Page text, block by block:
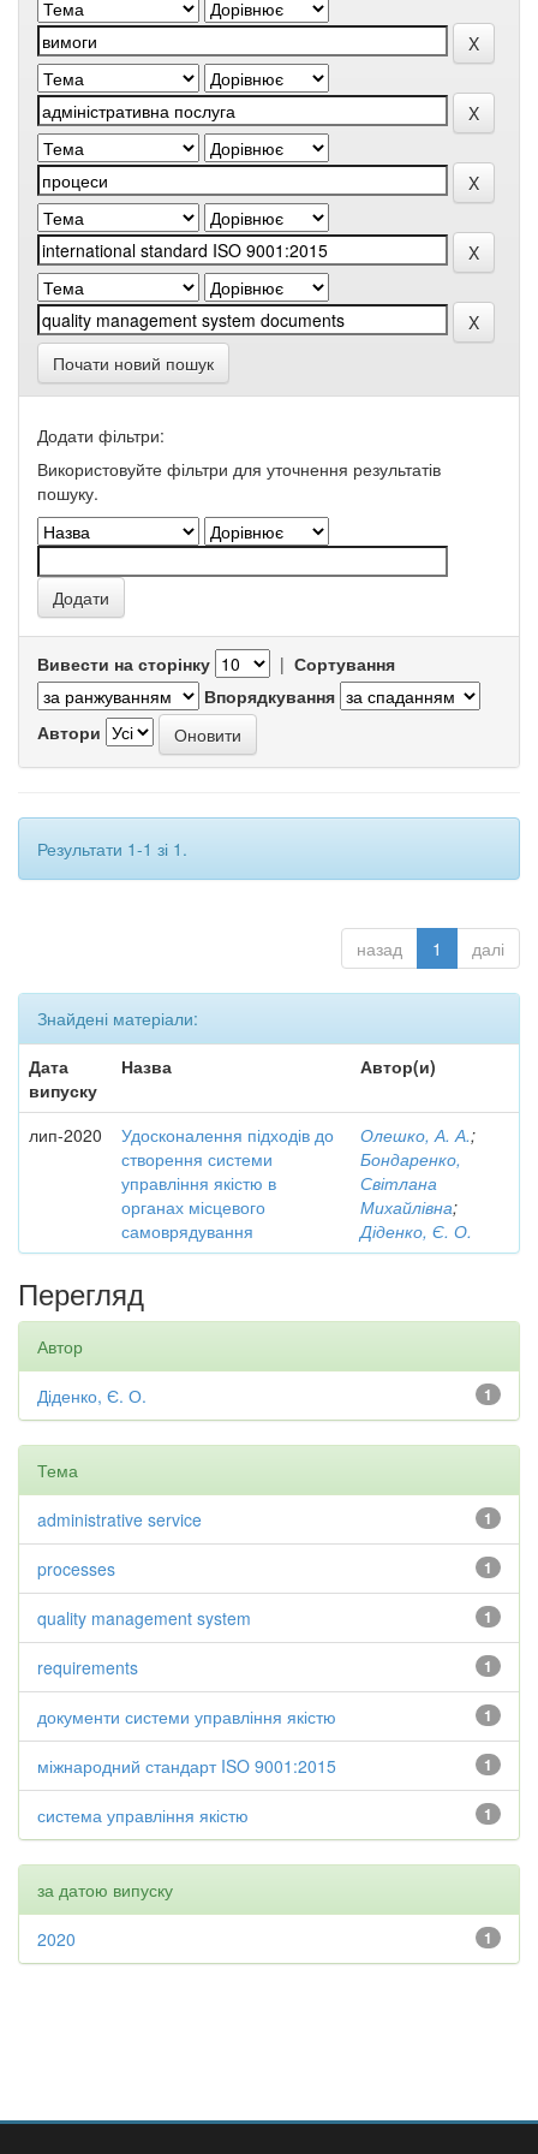
Почати новий пошук
Додати фільтри:
Використовуйте фільтри для уточнення результатів
пошуку.
Вивести на сторінку | Сортування
Впорядкування
Автори
Результати 1-1 зі 1.
назад 1 далі
Знайдені матеріали:
Дата
випуску
Назва Автор(и)
лип-2020
Удосконалення підходів до
створення системи
управління якістю в
органах місцевого
самоврядування
Олешко, А. А.;
Бондаренко,
Світлана
Михайлівна;
Діденко, Є. О.
Перегляд
Автор
1
Діденко, Є. О.
Тема
1
administrative service
1
processes
1
quality management system
1
requirements
1
документи системи управління якістю
1
міжнародний стандарт ISO 9001:2015
1
система управління якістю
за датою випуску
1
2020